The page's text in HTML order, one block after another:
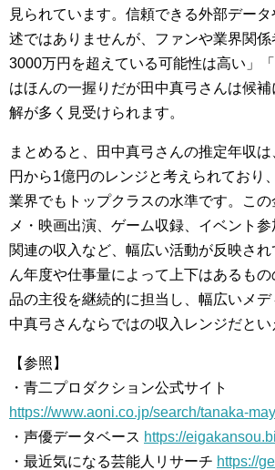
見られています。信頼できる外部デー
述ではありませんが、ファンや業界関
3000万円を超えている可能性は高い」
はほんの一握りだが田中真弓さんは候
解が多く見受けられます。
まとめると、田中真弓さんの推定年収
円から1億円のレンジと考えられており
業界でもトップクラスの水準です。こ
メ・映画出演、ゲーム収録、イベント
関連の収入など、幅広い活動が反映さ
ん年度や仕事量によって上下はあるも
品の主役を継続的に担当し、幅広いメデ
中真弓さんならではの収入レンジだとい
【参照】
・青二プロダクション公式サイト
https://www.aoni.co.jp/search/tanaka-
・声優データベース https://
・最近気になる芸能人リサーチ https://